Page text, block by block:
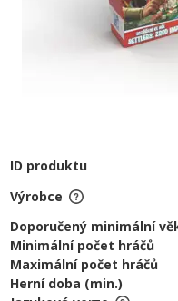
ID produktu
Výrobce
Doporučený minimální
Minimální počet hráčů
Maximální počet hráčů
Herní doba (min.)